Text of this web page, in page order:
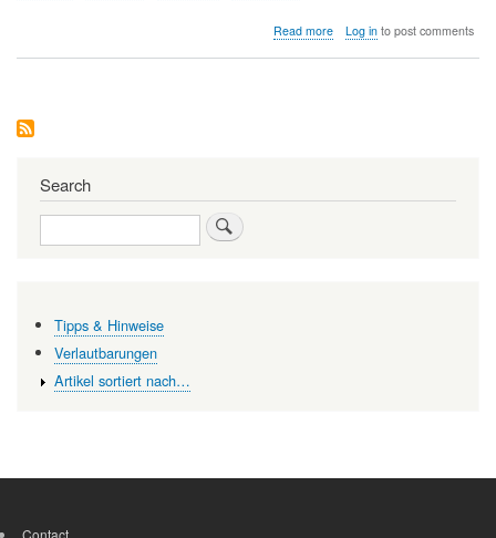
Read moreabout
Fach
Log into post comments
Search
Search
Tipps & Hinweise
Verlautbarungen
Artikel sortiert nach…